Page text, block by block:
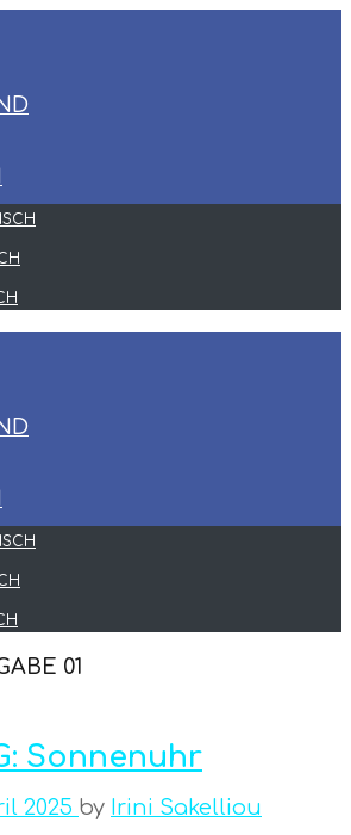
01
Sonnenuhr
2025 by Irini Sakelliou